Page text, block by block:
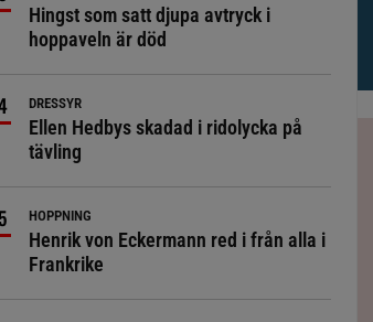
Hingst som satt djupa avtryck i
hoppaveln är död
DRESSYR
Ellen Hedbys skadad i ridolycka på
tävling
HOPPNING
Henrik von Eckermann red i från alla i
Frankrike